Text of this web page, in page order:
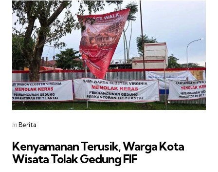
Posted
inBerita
Kenyamanan Terusik, Warga Kota
Wisata Tolak Gedung FIF